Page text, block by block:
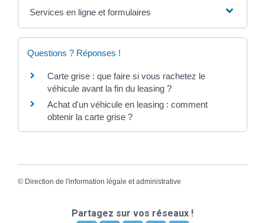
Services en ligne et formulaires
Questions ? Réponses !
Carte grise : que faire si vous rachetez le
véhicule avant la fin du leasing ?
Achat d'un véhicule en leasing : comment
obtenir la carte grise ?
© Direction de l'information légale et administrative
Partagez sur vos réseaux !